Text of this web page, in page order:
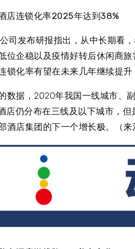
店连锁化率2025年达到38%
司发布研报指出，从中长期看
位企稳以及疫情好转后休闲商
锁化率有望在未来几年继续提
数据，2020年我国一线城市、
店仍分布在三线及以下城市，
酒店集团的下一个增长极。
（